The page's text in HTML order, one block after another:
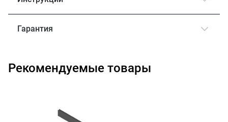
Гарантия
Рекомендуемые товары